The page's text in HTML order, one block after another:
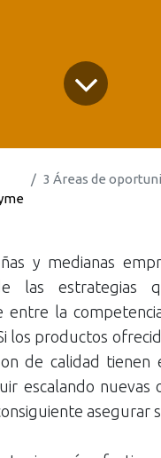
3 Áreas de oportunidad para el
y medianas
las estrategias
entre la
los productos
de calidad tienen
escalando nuevas
asegurar